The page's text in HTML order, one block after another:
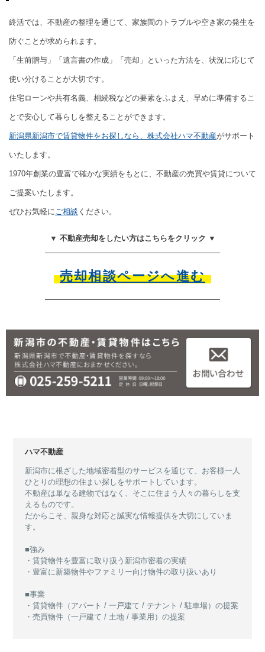
終活では、不動産の整理を通じて、家族間のトラブルや空き家の発生を
防ぐことが求められます。
「生前贈与」「遺言書の作成」「売却」といった方法を、状況に応じて
使い分けることが大切です。
住宅ローンや共有名義、相続税などの要素をふまえ、早めに準備するこ
とで安心して暮らしを整えることができます。
新潟県新潟市で賃貸物件をお探しなら、株式会社ハマ不動産がサポート
いたします。
1970年創業の豊富で確かな実績をもとに、不動産の売買や賃貸について
ご提案いたします。
ぜひお気軽に ご相談 ください。
▼ 不動産売却をしたい方はこちらをクリック ▼
売却相談ページへ進む
ハマ不動産
新潟市に根ざした地域密着型のサービスを通じて、お客様一人
ひとりの理想の住まい探しをサポートしています。
不動産は単なる建物ではなく、そこに住まう人々の暮らしを支
えるものです。
だからこそ、親身な対応と誠実な情報提供を大切にしていま
す。
■強み
・賃貸物件を豊富に取り扱う新潟市密着の実績
・豊富に新築物件やファミリー向け物件の取り扱いあり
■事業
・賃貸物件（アパート / 一戸建て / テナント / 駐車場）の提案
・売買物件（一戸建て / 土地 / 事業用）の提案